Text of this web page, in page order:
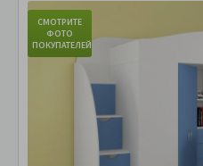
СМОТРИТЕ
ФОТО
ПОКУПАТЕЛЕЙ